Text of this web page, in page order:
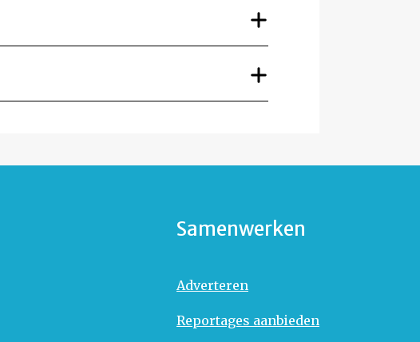
Samenwerken
Adverteren
Reportages aanbieden